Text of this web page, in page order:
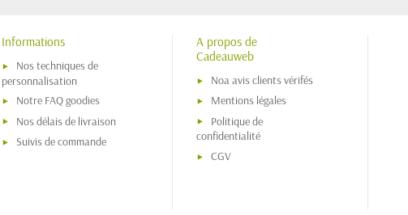
Informations
Nos techniques de
personnalisation
Notre FAQ goodies
Nos délais de livraison
Suivis de commande
A propos de
Cadeauweb
Noa avis clients vérifés
Mentions légales
Politique de
confidentialité
CGV